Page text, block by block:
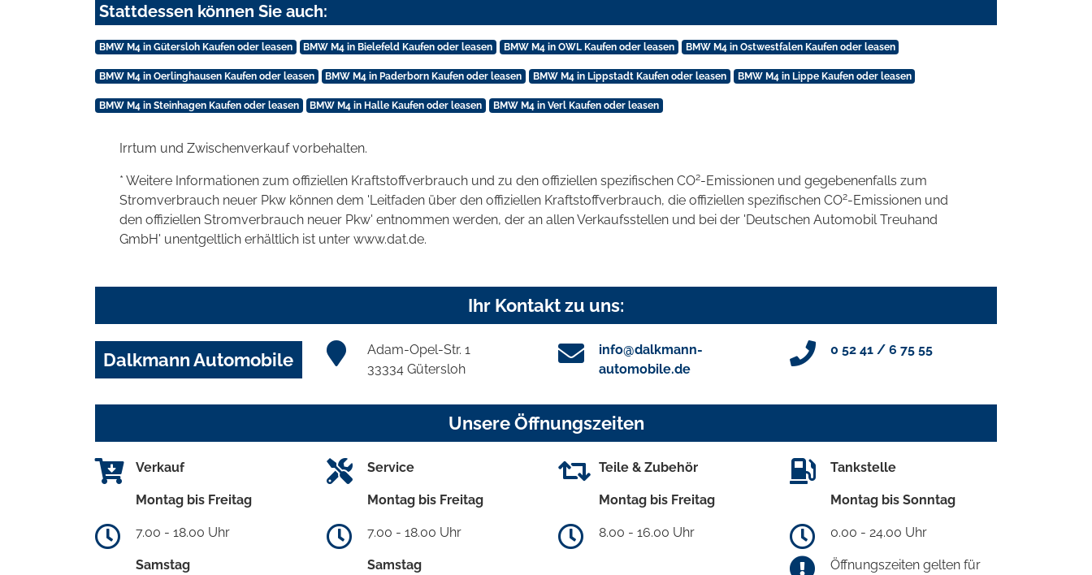
Stattdessen können Sie auch:
BMW M4 in Gütersloh Kaufen oder leasen BMW M4 in Bielefeld Kaufen oder leasen BMW M4 in OWL Kaufen oder leasen BMW M4 in Ostwestfalen Kaufen oder leasen
BMW M4 in Oerlinghausen Kaufen oder leasen BMW M4 in Paderborn Kaufen oder leasen BMW M4 in Lippstadt Kaufen oder leasen BMW M4 in Lippe Kaufen oder leasen
BMW M4 in Steinhagen Kaufen oder leasen BMW M4 in Halle Kaufen oder leasen BMW M4 in Verl Kaufen oder leasen
Irrtum und Zwischenverkauf vorbehalten.
* Weitere Informationen zum offiziellen Kraftstoffverbrauch und zu den offiziellen spezifischen CO2-Emissionen und gegebenenfalls zum
Stromverbrauch neuer Pkw können dem 'Leitfaden über den offiziellen Kraftstoffverbrauch, die offiziellen spezifischen CO2-Emissionen und
den offiziellen Stromverbrauch neuer Pkw' entnommen werden, der an allen Verkaufsstellen und bei der 'Deutschen Automobil Treuhand
GmbH' unentgeltlich erhältlich ist unter www.dat.de.
Ihr Kontakt zu uns:
Dalkmann Automobile
Adam-Opel-Str. 1
33334 Gütersloh
info@dalkmann-
automobile.de
0 52 41 / 6 75 55
Unsere Öffnungszeiten
Verkauf
Montag bis Freitag
7.00 - 18.00 Uhr
Samstag
Service
Montag bis Freitag
7.00 - 18.00 Uhr
Samstag
Teile & Zubehör
Montag bis Freitag
8.00 - 16.00 Uhr
Tankstelle
Montag bis Sonntag
0.00 - 24.00 Uhr
Öffnungszeiten gelten für